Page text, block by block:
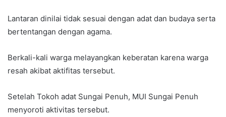
Lantaran dinilai tidak sesuai dengan adat dan budaya serta
bertentangan dengan agama.
Berkali-kali warga melayangkan keberatan karena warga
resah akibat aktifitas tersebut.
Setelah Tokoh adat Sungai Penuh, MUI Sungai Penuh
menyoroti aktivitas tersebut.